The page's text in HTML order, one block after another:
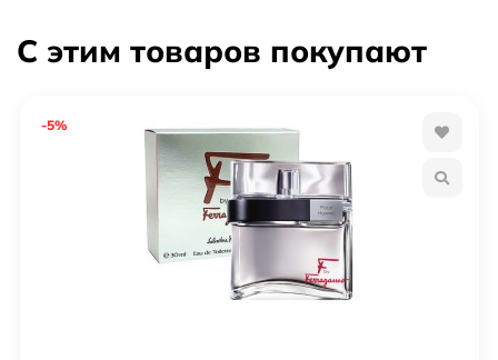
С этим товаров покупают
-5%